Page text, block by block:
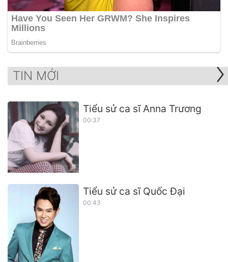
TIN MỚI
Tiểu sử ca sĩ Anna Trương
00:37
Tiểu sử ca sĩ Quốc Đại
00:43